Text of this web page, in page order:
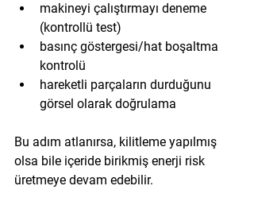
makineyi çalıştırmayı deneme
(kontrollü test)
basınç göstergesi/hat boşaltma
kontrolü
hareketli parçaların durduğunu
görsel olarak doğrulama
Bu adım atlanırsa, kilitleme yapılmış
olsa bile içeride birikmiş enerji risk
üretmeye devam edebilir.